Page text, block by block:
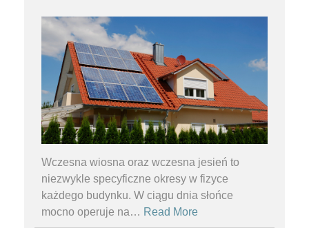
Wczesna wiosna oraz wczesna jesień to
niezwykle specyficzne okresy w fizyce
każdego budynku. W ciągu dnia słońce
mocno operuje na… Read More